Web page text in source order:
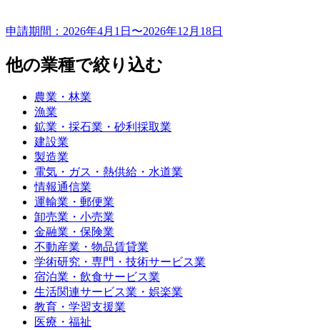
申請期間： 2026年4月1日〜2026年12月18日
他の業種で絞り込む
農業・林業
漁業
鉱業・採石業・砂利採取業
建設業
製造業
電気・ガス・熱供給・水道業
情報通信業
運輸業・郵便業
卸売業・小売業
金融業・保険業
不動産業・物品賃貸業
学術研究・専門・技術サービス業
宿泊業・飲食サービス業
生活関連サービス業・娯楽業
教育・学習支援業
医療・福祉